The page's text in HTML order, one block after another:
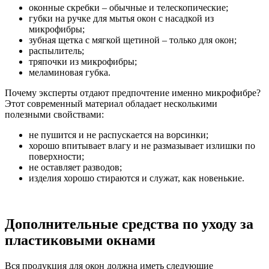
оконные скребки – обычные и телескопические;
губки на ручке для мытья окон с насадкой из
микрофибры;
зубная щетка с мягкой щетиной – только для окон;
распылитель;
тряпочки из микрофибры;
меламиновая губка.
Почему эксперты отдают предпочтение именно микрофибре?
Этот современный материал обладает несколькими
полезными свойствами:
не пушится и не распускается на ворсинки;
хорошо впитывает влагу и не размазывает излишки по
поверхности;
не оставляет разводов;
изделия хорошо стираются и служат, как новенькие.
Дополнительные средства по уходу за
пластиковыми окнами
Вся продукция для окон должна иметь следующие